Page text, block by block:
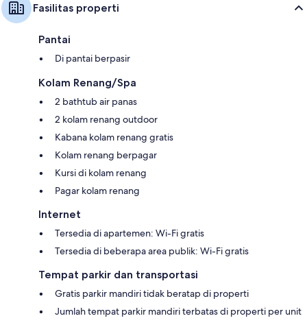
Fasilitas properti
Pantai
Di pantai berpasir
Kolam Renang/Spa
2 bathtub air panas
2 kolam renang outdoor
Kabana kolam renang gratis
Kolam renang berpagar
Kursi di kolam renang
Pagar kolam renang
Internet
Tersedia di apartemen: Wi-Fi gratis
Tersedia di beberapa area publik: Wi-Fi gratis
Tempat parkir dan transportasi
Gratis parkir mandiri tidak beratap di properti
Jumlah tempat parkir mandiri terbatas di properti per unit